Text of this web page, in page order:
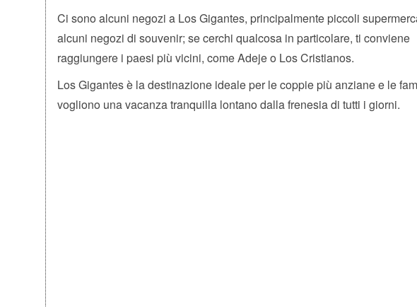
Ci sono alcuni negozi a Los Gigantes, principalmente piccoli
alcuni negozi di souvenir; se cerchi qualcosa in particolare, ti conviene
raggiungere i paesi più vicini, come Adeje o Los Cristianos.
Los Gigantes è la destinazione ideale per le coppie più anziane e le
vogliono una vacanza tranquilla lontano dalla frenesia di tutti i giorni.